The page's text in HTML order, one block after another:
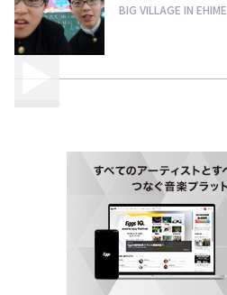
BIG VILLAGE IN EHIME